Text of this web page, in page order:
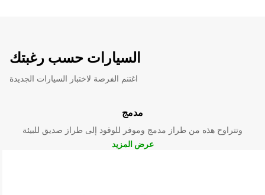
السيارات حسب رغبتك
اغتنم الفرصة لاختبار السيارات الجديدة
مدمج
وتتراوح هذه من طراز مدمج وموفر للوقود إلى طراز صديق للبيئة
عرض المزيد